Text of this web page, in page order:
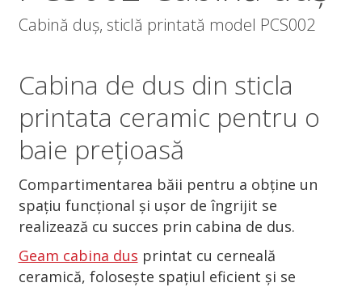
Cabină duș, sticlă printată model PCS002
Cabina de dus din sticla
printata ceramic pentru o
baie prețioasă
Compartimentarea băii pentru a obține un
spațiu funcțional și ușor de îngrijit se
realizează cu succes prin cabina de dus.
Geam cabina dus printat cu cerneală
ceramică, folosește spațiul eficient și se